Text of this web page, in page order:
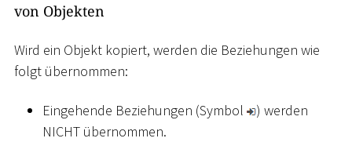
von Objekten
Wird ein Objekt kopiert, werden die Beziehungen wie
folgt übernommen:
Eingehende Beziehungen (Symbol
) werden
NICHT übernommen.